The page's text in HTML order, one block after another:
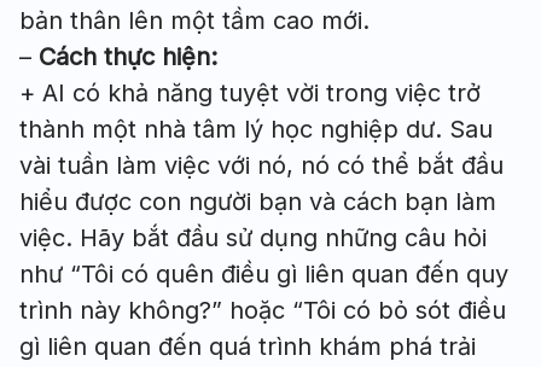
bản thân lên một tầm cao mới.
– Cách thực hiện:
+ AI có khả năng tuyệt vời trong việc trở
thành một nhà tâm lý học nghiệp dư. Sau
vài tuần làm việc với nó, nó có thể bắt đầu
hiểu được con người bạn và cách bạn làm
việc. Hãy bắt đầu sử dụng những câu hỏi
như “Tôi có quên điều gì liên quan đến quy
trình này không?” hoặc “Tôi có bỏ sót điều
gì liên quan đến quá trình khám phá trải